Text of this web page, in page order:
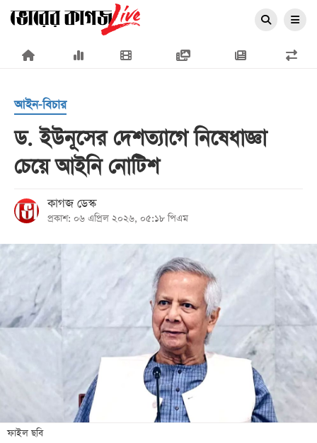
×
প্রচ্ছদ
জাতীয়
রাজনীতি
অর্থনীতি
আন্তর্জাতিক
সারাদেশ
খেলা
শিক্ষা
আইন-বিচার
ড. ইউনূসের দেশত্যাগে নিষেধাজ্ঞা
চেয়ে আইনি নোটিশ
কাগজ ডেস্ক
প্রকাশ: ০৬ এপ্রিল ২০২৬, ০৫:১৮ পিএম
ফাইল ছবি